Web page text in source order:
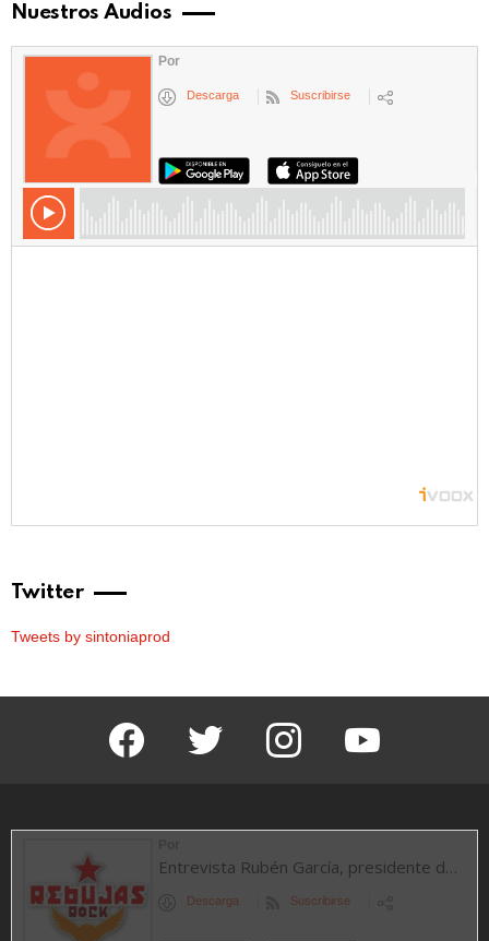
Nuestros Audios
Twitter
Tweets by sintoniaprod
facebook twitter instagram